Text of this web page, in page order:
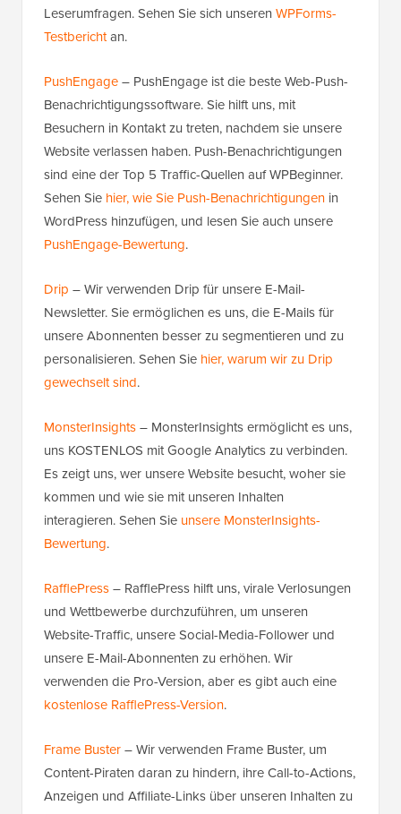
Leserumfragen. Sehen Sie sich unseren WPForms-
Testberichtan.
PushEngage– PushEngage ist die beste Web-Push-
Benachrichtigungssoftware. Sie hilft uns, mit
Besuchern in Kontakt zu treten, nachdem sie unsere
Website verlassen haben. Push-Benachrichtigungen
sind eine der Top 5 Traffic-Quellen auf WPBeginner.
Sehen Sie hier, wie Sie Push-Benachrichtigungen in
WordPress hinzufügen, und lesen Sie auch unsere
PushEngage-Bewertung.
Drip – Wir verwenden Drip für unsere E-Mail-
Newsletter. Sie ermöglichen es uns, die E-Mails für
unsere Abonnenten besser zu segmentieren und zu
personalisieren. Sehen Sie hier, warum wir zu Drip
gewechselt sind.
MonsterInsights– MonsterInsights ermöglicht es uns,
uns KOSTENLOS mit Google Analytics zu verbinden.
Es zeigt uns, wer unsere Website besucht, woher sie
kommen und wie sie mit unseren Inhalten
interagieren. Sehen Sie unsere MonsterInsights-
Bewertung.
RafflePress– RafflePress hilft uns, virale Verlosungen
und Wettbewerbe durchzuführen, um unseren
Website-Traffic, unsere Social-Media-Follower und
unsere E-Mail-Abonnenten zu erhöhen. Wir
verwenden die Pro-Version, aber es gibt auch eine
kostenlose RafflePress-Version.
Frame Buster– Wir verwenden Frame Buster, um
Content-Piraten daran zu hindern, ihre Call-to-Actions,
Anzeigen und Affiliate-Links über unseren Inhalten zu